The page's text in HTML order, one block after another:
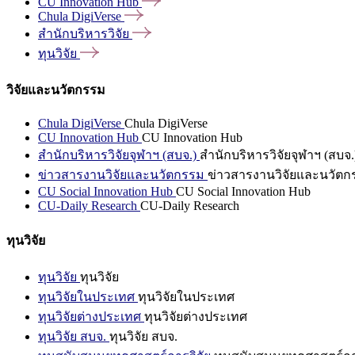
Chula DigiVerse
สำนักบริหารวิจัย
ทุนวิจัย
วิจัยและนวัตกรรม
Chula DigiVerse Chula DigiVerse
CU Innovation Hub CU Innovation Hub
สำนักบริหารวิจัยจุฬาฯ (สบจ.) สำนักบริหารวิจัยจุฬาฯ (สบจ
ข่าวสารงานวิจัยและนวัตกรรม ข่าวสารงานวิจัยและนวัตก
CU Social Innovation Hub CU Social Innovation Hub
CU-Daily Research CU-Daily Research
ทุนวิจัย
ทุนวิจัย ทุนวิจัย
ทุนวิจัยในประเทศ ทุนวิจัยในประเทศ
ทุนวิจัยต่างประเทศ ทุนวิจัยต่างประเทศ
ทุนวิจัย สบจ. ทุนวิจัย สบจ.